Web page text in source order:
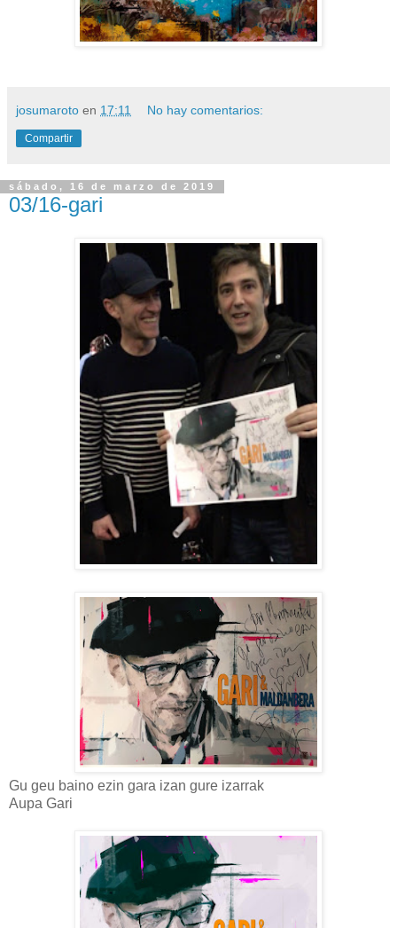
josumaroto en 17:11 No hay comentarios:
Compartir
sábado, 16 de marzo de 2019
03/16-gari
Gu geu baino ezin gara izan gure izarrak
Aupa Gari